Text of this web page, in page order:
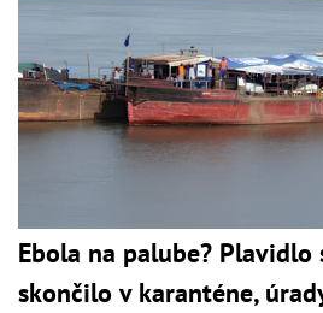
Ebola na palube?
skončilo v karanténe,